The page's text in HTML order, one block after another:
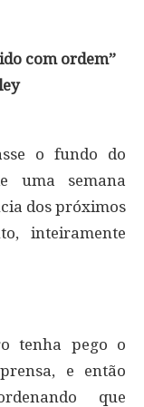
com ordem”
o fundo do
uma semana
dos próximos
inteiramente
tenha pego o
e então
que